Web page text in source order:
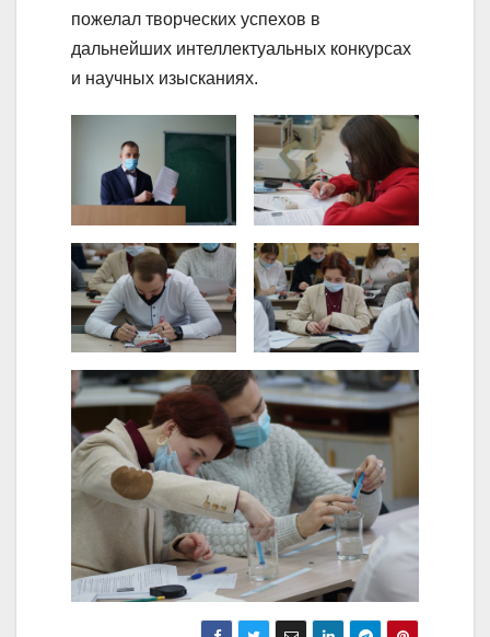
пожелал творческих успехов в
дальнейших интеллектуальных конкурсах
и научных изысканиях.